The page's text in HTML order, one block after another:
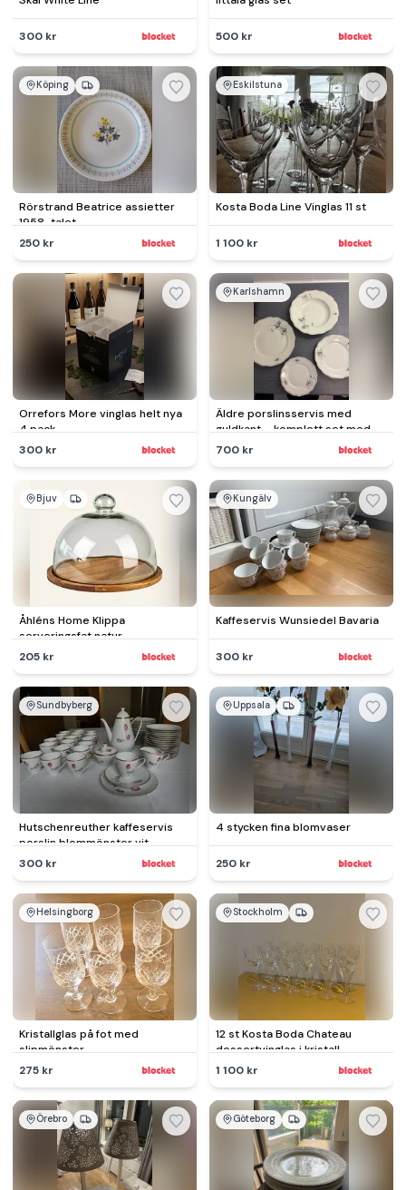
300 kr 500 kr
Köping
Rörstrand Beatrice assietter
1958-talet
250 kr
Eskilstuna
Kosta Boda Line Vinglas 11 st
1 100 kr
Orrefors More vinglas helt nya
4 pack
300 kr
Karlshamn
Äldre porslinsservis med
guldkant – komplett set med
serveringsdelar
700 kr
Bjuv
Åhléns Home Klippa
serveringsfat natur
205 kr
Kungälv
Kaffeservis Wunsiedel Bavaria
300 kr
Sundbyberg
Hutschenreuther kaffeservis
porslin blommönster vit
300 kr
Uppsala
4 stycken fina blomvaser
250 kr
Helsingborg
Kristallglas på fot med
slipmönster
275 kr
Stockholm
12 st Kosta Boda Chateau
dessertvinglas i kristall
1 100 kr
Örebro Göteborg